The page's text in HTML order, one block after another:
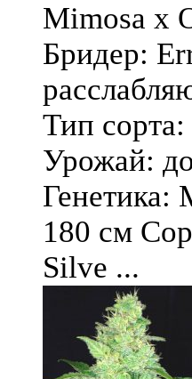
Mimosa x
Бридер:
Тип
Урожай:
Генетика:
180 см
Silve ...